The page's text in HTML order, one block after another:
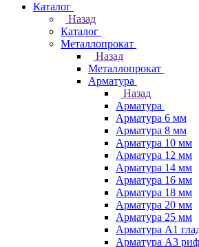
Каталог
Назад
Каталог
Металлопрокат
Назад
Металлопрокат
Арматура
Назад
Арматура
Арматура 6 мм
Арматура 8 мм
Арматура 10 мм
Арматура 12 мм
Арматура 14 мм
Арматура 16 мм
Арматура 18 мм
Арматура 20 мм
Арматура 25 мм
Арматура А1
Арматура А3